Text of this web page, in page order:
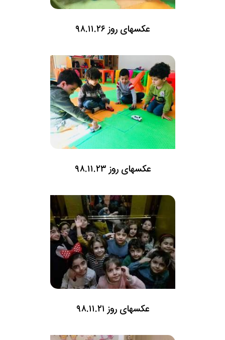
عکسهای روز ۹۸.۱۱.۲۶
عکسهای روز ۹۸.۱۱.۲۳
عکسهای روز ۹۸.۱۱.۲۱